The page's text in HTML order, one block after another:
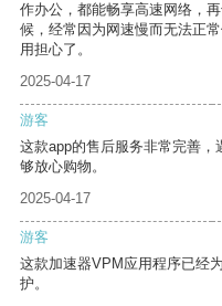
作办公，都能畅享高速网络，
候，经常因为网速慢而无法正
用担心了。
2025-04-17
游客
这款app的售后服务非常完善
够放心购物。
2025-04-17
游客
这款加速器VPM应用程序已经
护。